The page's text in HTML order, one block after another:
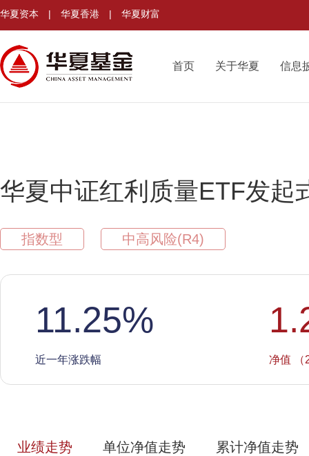
华夏资本 | 华夏香港 | 华夏财富
首页 关于华夏 信息
华夏中证红利质量ETF发起
指数型 中高风险(R4)
11.25%
近一年涨跌幅 净值 （
业绩走势 单位净值走势 累计净值走势